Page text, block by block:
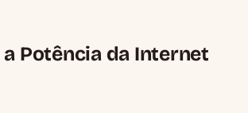
Potência da Internet